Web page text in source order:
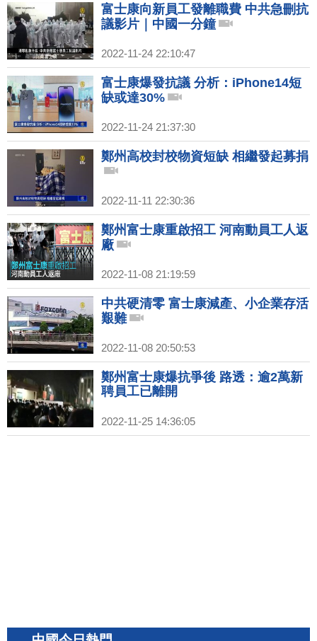
富士康向新員工發離職費 中共急刪抗
議影片｜中國一分鐘
2022-11-24 22:10:47
富士康爆發抗議 分析：iPhone14短
缺或達30%
2022-11-24 21:37:30
鄭州高校封校物資短缺 相繼發起募捐
2022-11-11 22:30:36
鄭州富士康重啟招工 河南動員工人返
廠
2022-11-08 21:19:59
中共硬清零 富士康減產、小企業存活
艱難
2022-11-08 20:50:53
鄭州富士康爆抗爭後 路透：逾2萬新
聘員工已離開
2022-11-25 14:36:05